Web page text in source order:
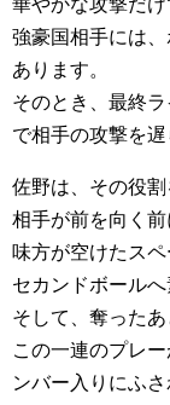
華やかな攻撃だけ
強豪国相手には
あります。
そのとき、最終
で相手の攻撃を
佐野は、その役割
相手が前を向く前
味方が空けたスペ
セカンドボールへ
そして、奪った
この一連のプレ
ンバー入りにふ